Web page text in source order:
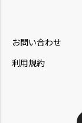
お問い合わせ
利用規約